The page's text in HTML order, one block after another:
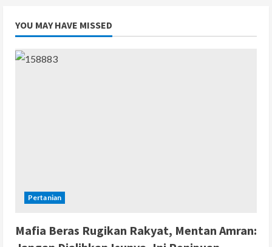
YOU MAY HAVE MISSED
Pertanian
Mafia Beras Rugikan Rakyat, Mentan Amran: